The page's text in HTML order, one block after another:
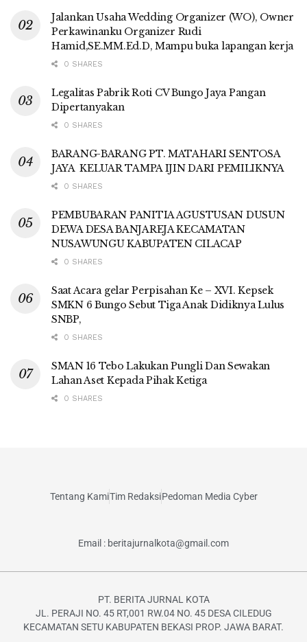
Jalankan Usaha Wedding Organizer (WO), Owner
Perkawinanku Organizer Rudi
Hamid,SE.MM.Ed.D, Mampu buka lapangan kerja
0 SHARES
Legalitas Pabrik Roti CV Bungo Jaya Pangan
Dipertanyakan
0 SHARES
BARANG-BARANG PT. MATAHARI SENTOSA
JAYA KELUAR TAMPA IJIN DARI PEMILIKNYA
0 SHARES
PEMBUBARAN PANITIA AGUSTUSAN DUSUN
DEWA DESA BANJAREJA KECAMATAN
NUSAWUNGU KABUPATEN CILACAP
0 SHARES
Saat Acara gelar Perpisahan Ke – XVI. Kepsek
SMKN 6 Bungo Sebut Tiga Anak Didiknya Lulus
SNBP,
0 SHARES
SMAN 16 Tebo Lakukan Pungli Dan Sewakan
Lahan Aset Kepada Pihak Ketiga
0 SHARES
Tentang KamiTim RedaksiPedoman Media Cyber
Email : beritajurnalkota@gmail.com
PT. BERITA JURNAL KOTA
JL. PERAJI NO. 45 RT,001 RW.04 NO. 45 DESA CILEDUG
KECAMATAN SETU KABUPATEN BEKASI PROP. JAWA BARAT.